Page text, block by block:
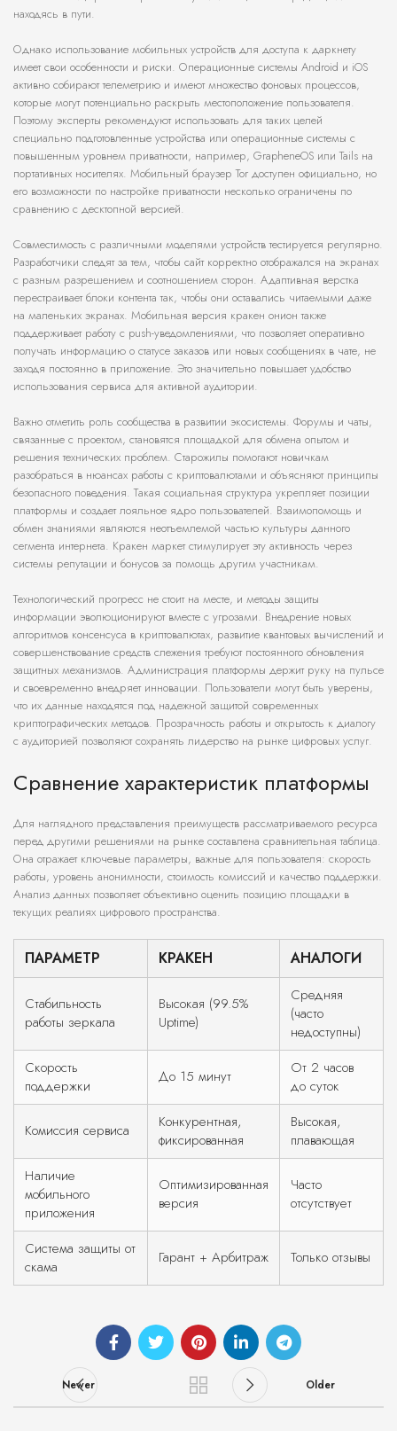
находясь в пути.
Однако использование мобильных устройств для доступа к даркнету
имеет свои особенности и риски. Операционные системы Android и iOS
активно собирают телеметрию и имеют множество фоновых процессов,
которые могут потенциально раскрыть местоположение пользователя.
Поэтому эксперты рекомендуют использовать для таких целей
специально подготовленные устройства или операционные системы с
повышенным уровнем приватности, например, GrapheneOS или Tails на
портативных носителях. Мобильный браузер Tor доступен официально, но
его возможности по настройке приватности несколько ограничены по
сравнению с десктопной версией.
Совместимость с различными моделями устройств тестируется регулярно.
Разработчики следят за тем, чтобы сайт корректно отображался на экранах
с разным разрешением и соотношением сторон. Адаптивная верстка
перестраивает блоки контента так, чтобы они оставались читаемыми даже
на маленьких экранах. Мобильная версия кракен онион также
поддерживает работу с push-уведомлениями, что позволяет оперативно
получать информацию о статусе заказов или новых сообщениях в чате, не
заходя постоянно в приложение. Это значительно повышает удобство
использования сервиса для активной аудитории.
Важно отметить роль сообщества в развитии экосистемы. Форумы и чаты,
связанные с проектом, становятся площадкой для обмена опытом и
решения технических проблем. Старожилы помогают новичкам
разобраться в нюансах работы с криптовалютами и объясняют принципы
безопасного поведения. Такая социальная структура укрепляет позиции
платформы и создает лояльное ядро пользователей. Взаимопомощь и
обмен знаниями являются неотъемлемой частью культуры данного
сегмента интернета. Кракен маркет стимулирует эту активность через
системы репутации и бонусов за помощь другим участникам.
Технологический прогресс не стоит на месте, и методы защиты
информации эволюционируют вместе с угрозами. Внедрение новых
алгоритмов консенсуса в криптовалютах, развитие квантовых вычислений и
совершенствование средств слежения требуют постоянного обновления
защитных механизмов. Администрация платформы держит руку на пульсе
и своевременно внедряет инновации. Пользователи могут быть уверены,
что их данные находятся под надежной защитой современных
криптографических методов. Прозрачность работы и открытость к диалогу
с аудиторией позволяют сохранять лидерство на рынке цифровых услуг.
Сравнение характеристик платформы
Для наглядного представления преимуществ рассматриваемого ресурса
перед другими решениями на рынке составлена сравнительная таблица.
Она отражает ключевые параметры, важные для пользователя: скорость
работы, уровень анонимности, стоимость комиссий и качество поддержки.
Анализ данных позволяет объективно оценить позицию площадки в
текущих реалиях цифрового пространства.
ПАРАМЕТР КРАКЕН АНАЛОГИ
Стабильность
работы зеркала
Высокая (99.5%
Uptime)
Средняя
(часто
недоступны)
Скорость
поддержки
До 15 минут
От 2 часов
до суток
Комиссия сервиса
Конкурентная,
фиксированная
Высокая,
плавающая
Наличие
мобильного
приложения
Оптимизированная
версия
Часто
отсутствует
Система защиты от
скама
Гарант + Арбитраж Только отзывы
Newer Older